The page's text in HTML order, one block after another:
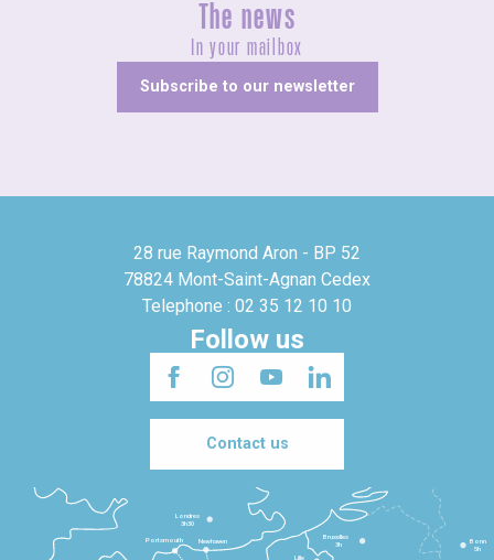
The news
In your mailbox
Subscribe to our newsletter
28 rue Raymond Aron - BP 52
78824 Mont-Saint-Agnan Cedex
Telephone : 02 35 12 10 10
Follow us
Contact us
Lille
Bruxelles
3h
Londres
3h30
Newhaven
Portsmouth
Bonn
5h